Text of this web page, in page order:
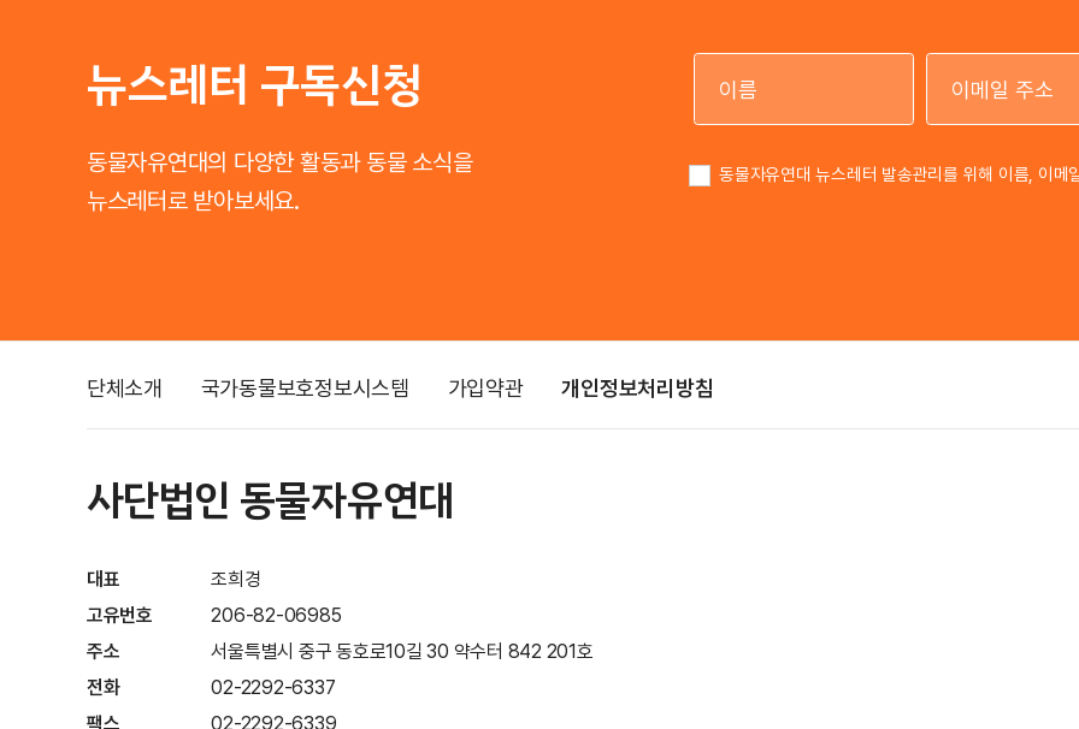
뉴스레터 구독신청
동물자유연대의 다양한 활동과 동물 소식을
뉴스레터로 받아보세요.
동물자유연대 뉴스레터 발송관리를 위해 이름, 이
단체소개 국가동물보호정보시스템 가입약관 개인정보처리방침
사단법인 동물자유연대
대표
조희경
고유번호
206-82-06985
주소
서울특별시 중구 동호로10길 30 약수터 842 201호
전화
02-2292-6337
팩스
02-2292-6339